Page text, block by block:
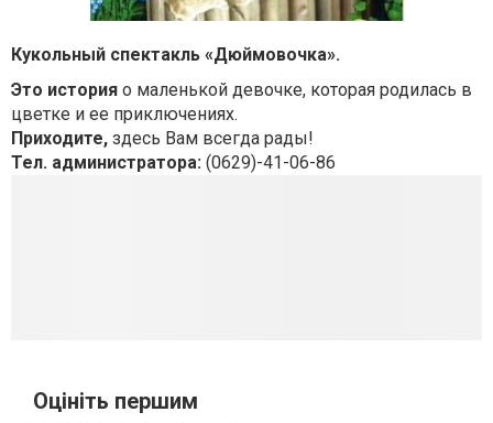
Кукольный спектакль «Дюймовочка».
Это история о маленькой девочке, которая родилась в
цветке и ее приключениях.
Приходите, здесь Вам всегда рады!
Тел. администратора: (0629)-41-06-86
Оцініть першим